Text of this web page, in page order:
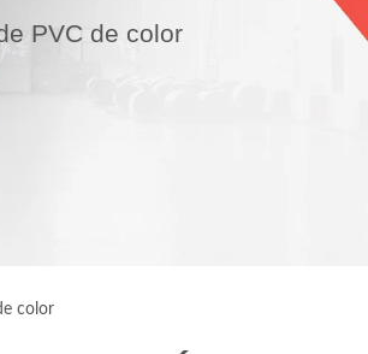
PVC de color
color